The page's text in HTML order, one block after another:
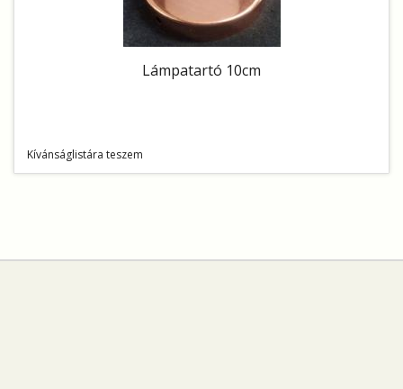
Lámpatartó 10cm
Kívánságlistára teszem